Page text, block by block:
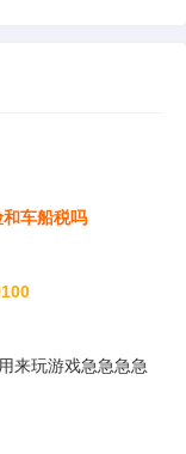
车船税吗
来玩游戏急急急急